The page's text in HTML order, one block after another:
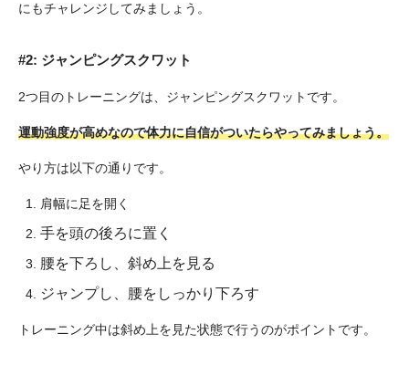
にもチャレンジしてみましょう。
#2: ジャンピングスクワット
2つ目のトレーニングは、ジャンピングスクワットです。
運動強度が高めなので体力に自信がついたらやってみましょう。
やり方は以下の通りです。
肩幅に足を開く
手を頭の後ろに置く
腰を下ろし、斜め上を見る
ジャンプし、腰をしっかり下ろす
トレーニング中は斜め上を見た状態で行うのがポイントです。